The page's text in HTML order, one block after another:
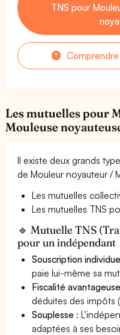
TNS pour
Les mutuelles pour
Mouleuse
Il existe deux grands
de Mouleur noyauteur /
Les mutuelles
Les mutuelles TNS
🔹 Mutuelle TNS
pour un indépendant
Souscription
paie lui-même sa
Fiscalité avantageuse
déduites des impôts
Souplesse :
adaptées à ses